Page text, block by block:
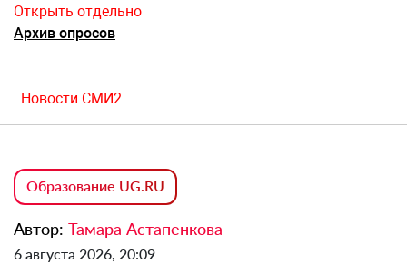
Открыть отдельно
Архив опросов
Новости СМИ2
Образование UG.RU
Автор: Тамара Астапенкова
6 августа 2026, 20:09